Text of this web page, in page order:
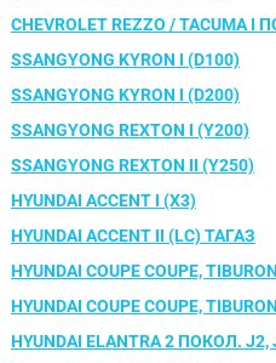
CHEVROLET REZZO / TACUMA
SSANGYONG KYRON I (D100)
SSANGYONG KYRON I (D200)
SSANGYONG REXTON I (Y200)
SSANGYONG REXTON II (Y250)
HYUNDAI ACCENT I (X3)
HYUNDAI ACCENT II (LC) ТАГАЗ
HYUNDAI COUPE COUPE,
HYUNDAI COUPE COUPE,
HYUNDAI ELANTRA 2 ПОКОЛ. J2,